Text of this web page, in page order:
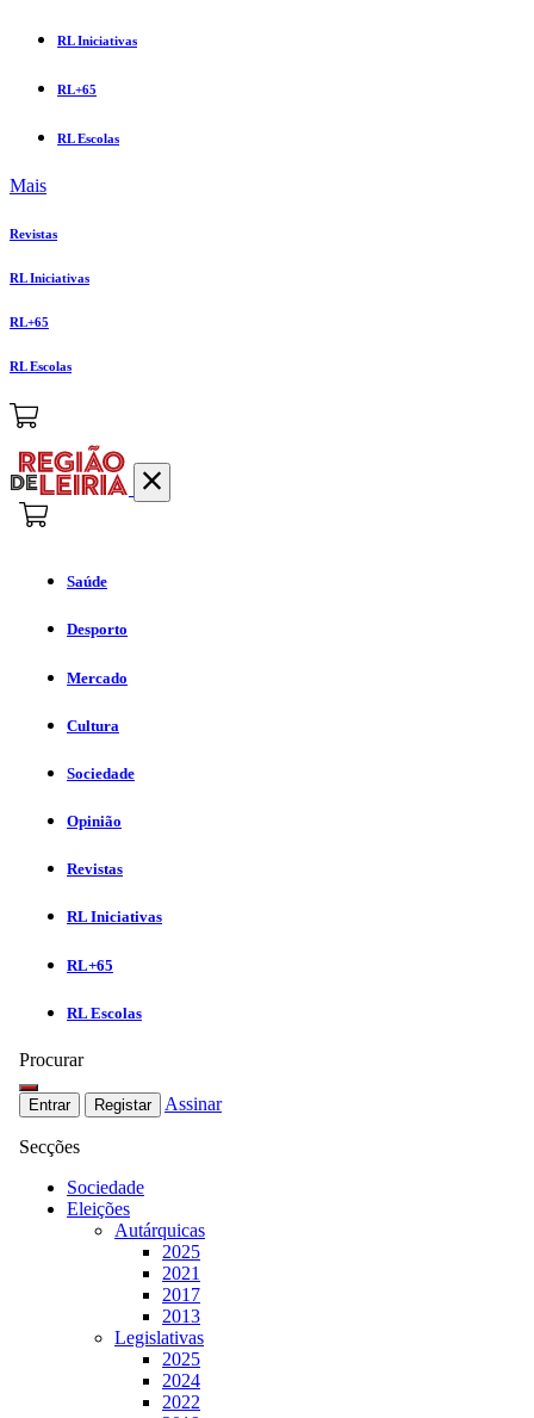
RL Iniciativas
RL+65
RL Escolas
Mais
Revistas
RL Iniciativas
RL+65
RL Escolas
Saúde
Desporto
Mercado
Cultura
Sociedade
Opinião
Revistas
RL Iniciativas
RL+65
RL Escolas
Procurar
Entrar Registar Assinar
Secções
Sociedade
Eleições
Autárquicas
2025
2021
2017
2013
Legislativas
2025
2024
2022